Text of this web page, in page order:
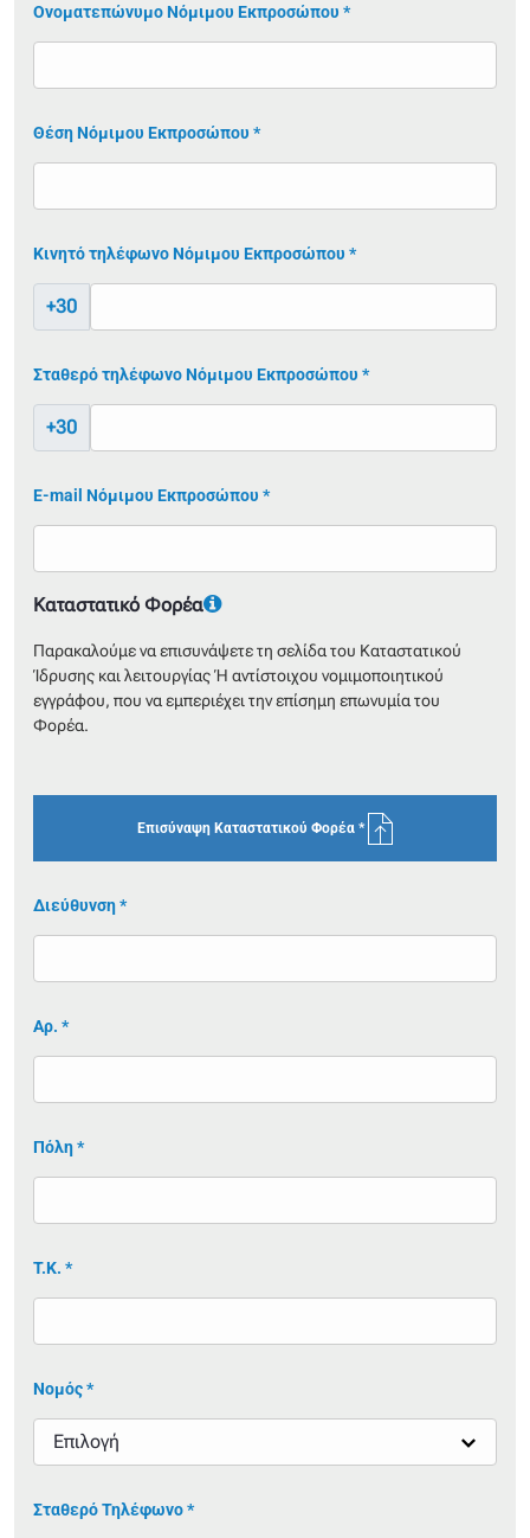
Ονοματεπώνυμο Νόμιμου Εκπροσώπου *
Θέση Νόμιμου Εκπροσώπου *
Κινητό τηλέφωνο Νόμιμου Εκπροσώπου *
+30
Σταθερό τηλέφωνο Νόμιμου Εκπροσώπου *
+30
E-mail Νόμιμου Εκπροσώπου *
Καταστατικό Φορέα
Παρακαλούμε να επισυνάψετε τη σελίδα του Καταστατικού
Ίδρυσης και λειτουργίας ή αντίστοιχου νομιμοποιητικού
εγγράφου, που να εμπεριέχει την επίσημη επωνυμία του
Φορέα.
Επισύναψη Καταστατικού Φορέα *
Διεύθυνση *
Αρ. *
Πόλη *
Τ.Κ. *
Νομός *
Σταθερό Τηλέφωνο *